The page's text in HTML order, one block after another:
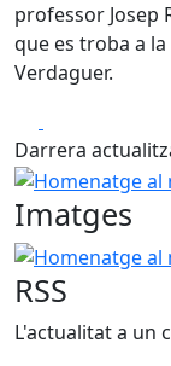
professor Josep
que es troba a
Verdaguer.
Darrera
Homenatge al
Imatges
Homenatge al
RSS
L'actualitat a un